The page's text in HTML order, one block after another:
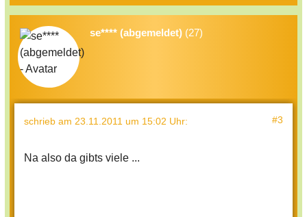
se**** (abgemeldet) (27)
schrieb am 23.11.2011 um 15:02 Uhr: #3
Na also da gibts viele ...